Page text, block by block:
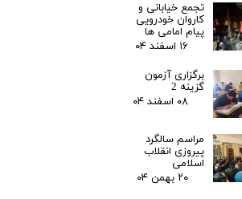
تجمع خیابانی و
کاروان خودرویی
پیام امامی ها
۱۶ اسفند ۰۴
برگزاری آزمون
گزینه 2
۰۸ اسفند ۰۴
مراسم سالگرد
پیروزی انقلاب
اسلامی
۲۰ بهمن ۰۴